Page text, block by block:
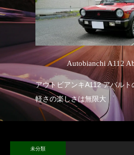
Autobianchi A112
アウトビアンキA112 アバルト
軽さの楽しさは無限大
未分類